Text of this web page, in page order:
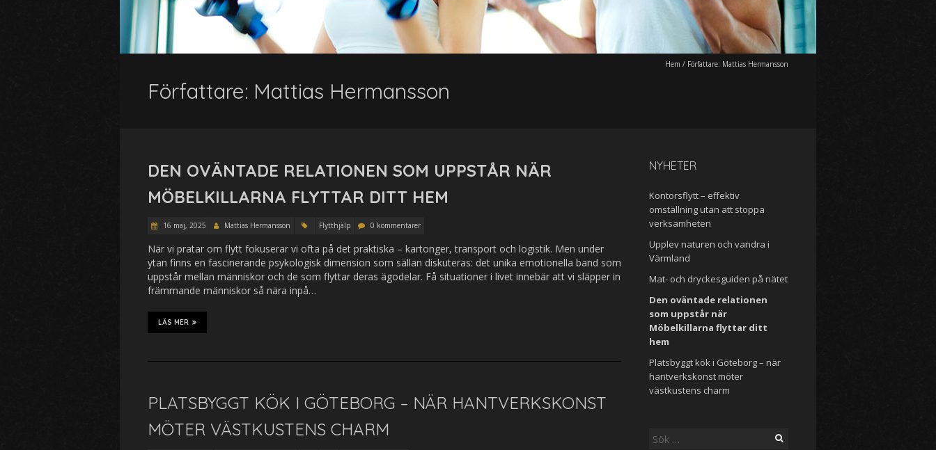
Hem / Författare: Mattias Hermansson
Författare: Mattias Hermansson
DEN OVÄNTADE RELATIONEN SOM UPPSTÅR NÄR
MÖBELKILLARNA FLYTTAR DITT HEM
16 maj, 2025 Mattias Hermansson Flytthjälp 0 kommentarer
När vi pratar om flytt fokuserar vi ofta på det praktiska – kartonger, transport och logistik. Men under
ytan finns en fascinerande psykologisk dimension som sällan diskuteras: det unika emotionella band som
uppstår mellan människor och de som flyttar deras ägodelar. Få situationer i livet innebär att vi släpper in
främmande människor så nära inpå…
LÄS MER
PLATSBYGGT KÖK I GÖTEBORG – NÄR HANTVERKSKONST
MÖTER VÄSTKUSTENS CHARM
NYHETER
Kontorsflytt – effektiv
omställning utan att stoppa
verksamheten
Upplev naturen och vandra i
Värmland
Mat- och dryckesguiden på nätet
Den oväntade relationen
som uppstår när
Möbelkillarna flyttar ditt
hem
Platsbyggt kök i Göteborg – när
hantverkskonst möter
västkustens charm
Sök